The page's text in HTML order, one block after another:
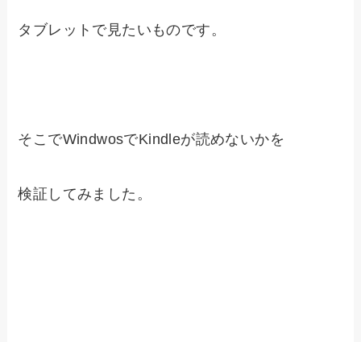
タブレットで見たいものです。
そこでWindwosでKindleが読めないかを
検証してみました。